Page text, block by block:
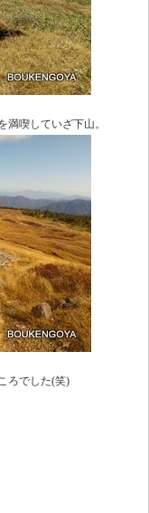
満喫していざ下山。
ろでした(笑)